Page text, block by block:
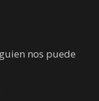
nos puede